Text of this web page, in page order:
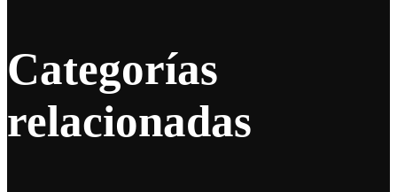
Categorías
relacionadas